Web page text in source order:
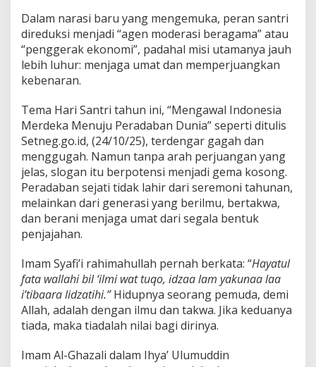
Dalam narasi baru yang mengemuka, peran santri
direduksi menjadi “agen moderasi beragama” atau
“penggerak ekonomi”, padahal misi utamanya jauh
lebih luhur: menjaga umat dan memperjuangkan
kebenaran.
Tema Hari Santri tahun ini, “Mengawal Indonesia
Merdeka Menuju Peradaban Dunia” seperti ditulis
Setneg.go.id, (24/10/25), terdengar gagah dan
menggugah. Namun tanpa arah perjuangan yang
jelas, slogan itu berpotensi menjadi gema kosong.
Peradaban sejati tidak lahir dari seremoni tahunan,
melainkan dari generasi yang berilmu, bertakwa,
dan berani menjaga umat dari segala bentuk
penjajahan.
Imam Syafi’i rahimahullah pernah berkata: “Hayatul
fata wallahi bil ‘ilmi wat tuqo, idzaa lam yakunaa laa
i’tibaara lidzatihi.”Hidupnya seorang pemuda, demi
Allah, adalah dengan ilmu dan takwa. Jika keduanya
tiada, maka tiadalah nilai bagi dirinya.
Imam Al-Ghazali dalam Ihya’ Ulumuddin